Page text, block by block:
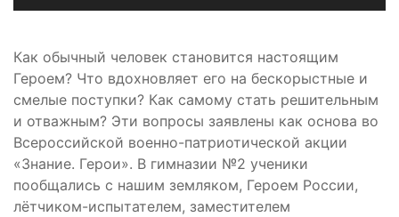
Как обычный человек становится настоящим
Героем? Что вдохновляет его на бескорыстные и
смелые поступки? Как самому стать решительным
и отважным? Эти вопросы заявлены как основа во
Всероссийской военно-патриотической акции
«Знание. Герои». В гимназии №2 ученики
пообщались с нашим земляком, Героем России,
лётчиком-испытателем, заместителем